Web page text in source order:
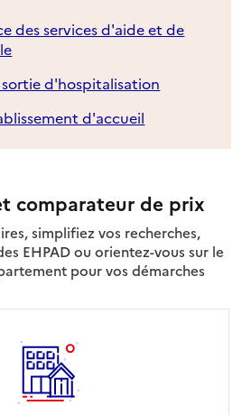
des services d'aide et de
sortie d'hospitalisation
d'accueil
comparateur de prix
simplifiez vos recherches,
EHPAD ou orientez-vous sur le
pour vos démarches